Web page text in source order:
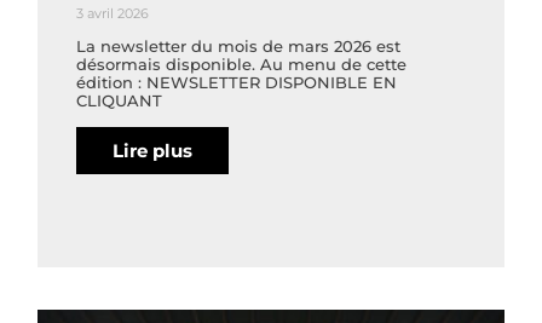
3 avril 2026
La newsletter du mois de mars 2026 est
désormais disponible. Au menu de cette
édition : NEWSLETTER DISPONIBLE EN
CLIQUANT
Lire plus